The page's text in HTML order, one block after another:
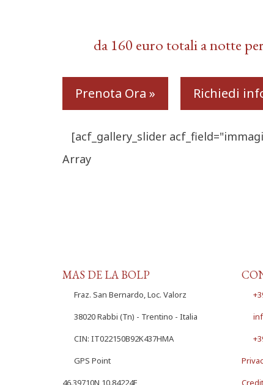
da 160 euro totali a notte
Prenota Ora » Richiedi
[acf_gallery_slider
Array
MAS DE LA BOLP
Fraz. San Bernardo, Loc. Valorz
38020 Rabbi (Tn) - Trentino - Italia
CIN: IT022150B92K437HMA
GPS Point
46.39710N 10.84224E